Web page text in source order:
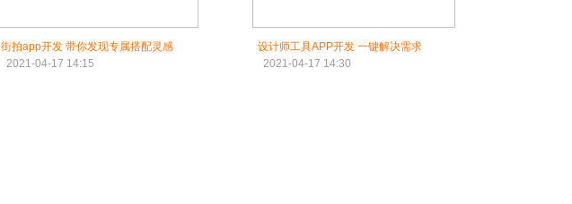
街拍app开发 带你发现专属搭配灵感
2021-04-17 14:15
设计师工具APP开发 一键解决需求
2021-04-17 14:30